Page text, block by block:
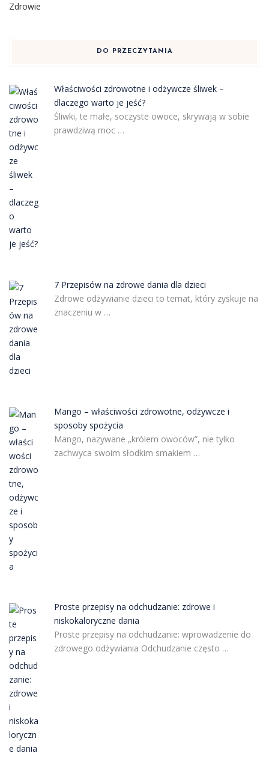
Zdrowie
DO PRZECZYTANIA
Właściwości zdrowotne i odżywcze śliwek –
dlaczego warto je jeść?
Śliwki, te małe, soczyste owoce, skrywają w sobie
prawdziwą moc …
7 Przepisów na zdrowe dania dla dzieci
Zdrowe odżywianie dzieci to temat, który zyskuje na
znaczeniu w …
Mango – właściwości zdrowotne, odżywcze i
sposoby spożycia
Mango, nazywane „królem owoców”, nie tylko
zachwyca swoim słodkim smakiem …
Proste przepisy na odchudzanie: zdrowe i
niskokaloryczne dania
Proste przepisy na odchudzanie: wprowadzenie do
zdrowego odżywiania Odchudzanie często …